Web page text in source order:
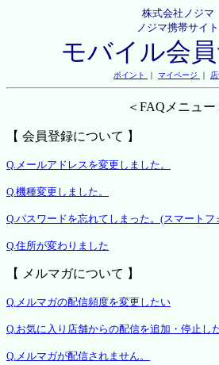
株式会社ノジマ
ノジマ携帯サイト
モバイル会
ポイント ｜ マイページ ｜
＜FAQメニュー
【 会員登録について 】
Q.メールアドレスを変更しました。
Q.機種変更しました。
Q.パスワードを忘れてしまった。(スマートフ
Q.住所が変わりました
【 メルマガについて 】
Q.メルマガの配信頻度を変更したい
Q.お気に入り店舗からの配信を追加・停止し
Q.メルマガが配信されません。